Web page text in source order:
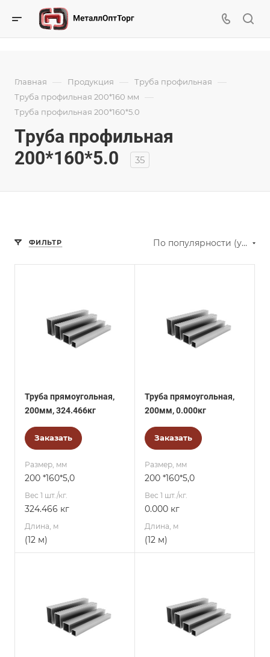
Главная — Продукция — Труба профильная —
Труба профильная 200*160 мм —
Труба профильная 200*160*5.0
Труба профильная
200*160*5.0
35
ФИЛЬТР По популярности (убывание)
Труба прямоугольная,
200мм, 324.466кг
Заказать
Размер, мм
200 *160*5,0
Вес 1 шт./кг.
324.466 кг
Длина, м
(12 м)
Труба прямоугольная,
200мм, 0.000кг
Заказать
Размер, мм
200 *160*5,0
Вес 1 шт./кг.
0.000 кг
Длина, м
(12 м)